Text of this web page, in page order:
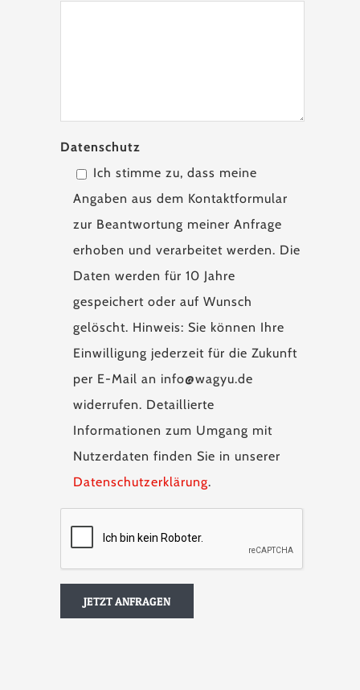
Datenschutz
Ich stimme zu, dass meine
Angaben aus dem Kontaktformular
zur Beantwortung meiner Anfrage
erhoben und verarbeitet werden. Die
Daten werden für 10 Jahre
gespeichert oder auf Wunsch
gelöscht. Hinweis: Sie können Ihre
Einwilligung jederzeit für die Zukunft
per E-Mail an info@wagyu.de
widerrufen. Detaillierte
Informationen zum Umgang mit
Nutzerdaten finden Sie in unserer
Datenschutzerklärung.